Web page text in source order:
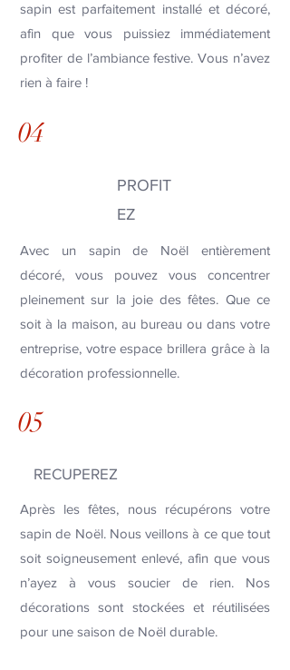
sapin est parfaitement installé et décoré,
afin que vous puissiez immédiatement
profiter de l’ambiance festive. Vous n’avez
rien à faire !
04
PROFIT
EZ
Avec un sapin de Noël entièrement
décoré, vous pouvez vous concentrer
pleinement sur la joie des fêtes. Que ce
soit à la maison, au bureau ou dans votre
entreprise, votre espace brillera grâce à la
décoration professionnelle.
05
RECUPEREZ
Après les fêtes, nous récupérons votre
sapin de Noël. Nous veillons à ce que tout
soit soigneusement enlevé, afin que vous
n’ayez à vous soucier de rien. Nos
décorations sont stockées et réutilisées
pour une saison de Noël durable.